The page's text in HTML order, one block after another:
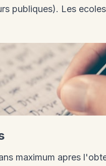
publiques). Les
maximum apres